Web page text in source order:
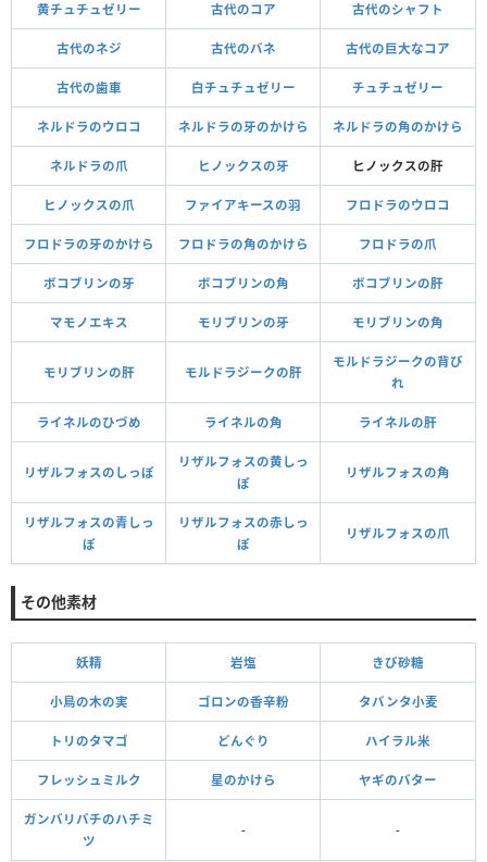
黄チュチュゼリー 古代のコア 古代のシャフト
古代のネジ 古代のバネ 古代の巨大なコア
古代の歯車 白チュチュゼリー チュチュゼリー
ネルドラのウロコ ネルドラの牙のかけら ネルドラの角のかけら
ネルドラの爪 ヒノックスの牙 ヒノックスの肝
ヒノックスの爪 ファイアキースの羽 フロドラのウロコ
フロドラの牙のかけら フロドラの角のかけら フロドラの爪
ボコブリンの牙 ボコブリンの角 ボコブリンの肝
マモノエキス モリブリンの牙 モリブリンの角
モリブリンの肝 モルドラジークの肝
モルドラジークの背び
れ
ライネルのひづめ ライネルの角 ライネルの肝
リザルフォスのしっぽ
リザルフォスの黄しっ
ぽ
リザルフォスの角
リザルフォスの青しっ
ぽ
リザルフォスの赤しっ
ぽ
リザルフォスの爪
その他素材
妖精 岩塩 きび砂糖
小鳥の木の実 ゴロンの香辛粉 タバンタ小麦
トリのタマゴ どんぐり ハイラル米
フレッシュミルク 星のかけら ヤギのバター
ガンバリバチのハチミ
ツ
- -